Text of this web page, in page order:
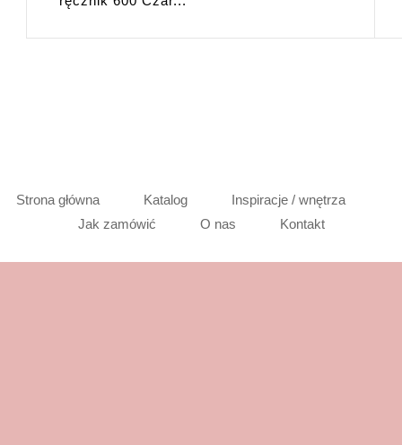
Strona główna Katalog
Inspiracje / wnętrza
Jak zamówić
O nas Kontakt